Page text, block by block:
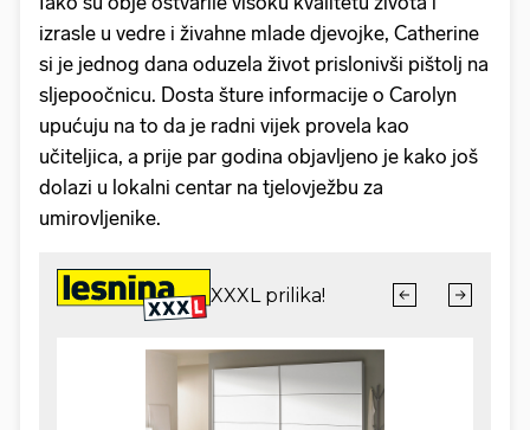
izrasle u vedre i živahne mlade djevojke, Catherine
si je jednog dana oduzela život prislonivši pištolj na
sljepoočnicu. Dosta šture informacije o Carolyn
upućuju na to da je radni vijek provela kao
učiteljica, a prije par godina objavljeno je kako još
dolazi u lokalni centar na tjelovježbu za
umirovljenike.